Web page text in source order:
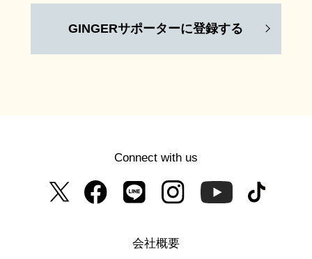
GINGERサポーターに登録する
Connect with us
会社概要